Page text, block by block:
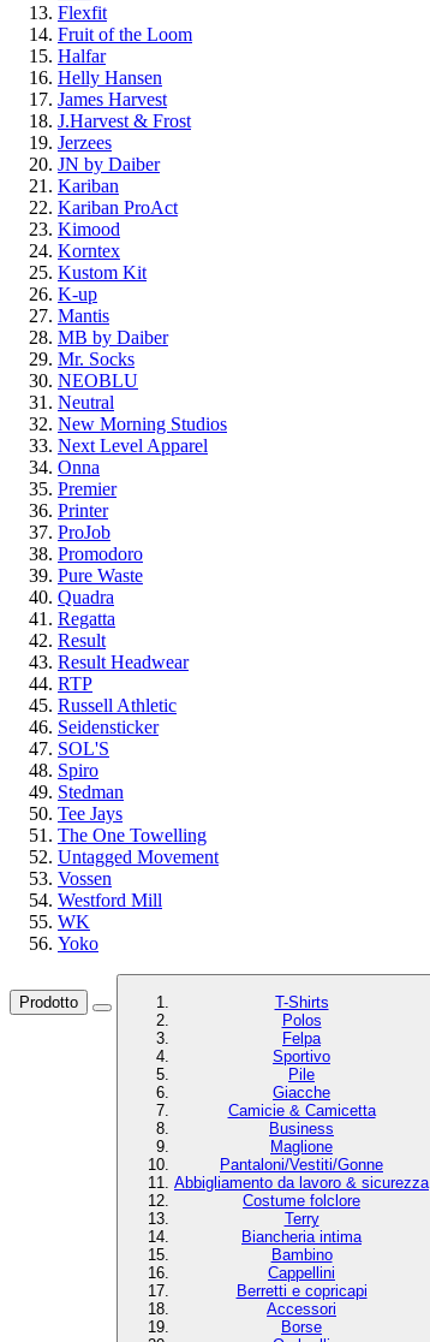
Flexfit
Fruit of the Loom
Halfar
Helly Hansen
James Harvest
J.Harvest & Frost
Jerzees
JN by Daiber
Kariban
Kariban ProAct
Kimood
Korntex
Kustom Kit
K-up
Mantis
MB by Daiber
Mr. Socks
NEOBLU
Neutral
New Morning Studios
Next Level Apparel
Onna
Premier
Printer
ProJob
Promodoro
Pure Waste
Quadra
Regatta
Result
Result Headwear
RTP
Russell Athletic
Seidensticker
SOL'S
Spiro
Stedman
Tee Jays
The One Towelling
Untagged Movement
Vossen
Westford Mill
WK
Yoko
Prodotto
T-Shirts
Polos
Felpa
Sportivo
Pile
Giacche
Camicie & Camicetta
Business
Maglione
Pantaloni/Vestiti/Gonne
Abbigliamento da lavoro & sicurezza
Costume folclore
Terry
Biancheria intima
Bambino
Cappellini
Berretti e copricapi
Accessori
Borse